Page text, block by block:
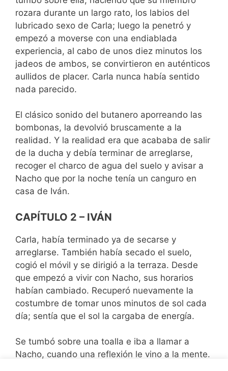
rozara durante un largo rato, los labios del
lubricado sexo de Carla; luego la penetró y
empezó a moverse con una endiablada
experiencia, al cabo de unos diez minutos los
jadeos de ambos, se convirtieron en auténticos
aullidos de placer. Carla nunca había sentido
nada parecido.
El clásico sonido del butanero aporreando las
bombonas, la devolvió bruscamente a la
realidad. Y la realidad era que acababa de salir
de la ducha y debía terminar de arreglarse,
recoger el charco de agua del suelo y avisar a
Nacho que por la noche tenía un canguro en
casa de Iván.
CAPÍTULO 2 – IVÁN
Carla, había terminado ya de secarse y
arreglarse. También había secado el suelo,
cogió el móvil y se dirigió a la terraza. Desde
que empezó a vivir con Nacho, sus horarios
habían cambiado. Recuperó nuevamente la
costumbre de tomar unos minutos de sol cada
día; sentía que el sol la cargaba de energía.
Se tumbó sobre una toalla e iba a llamar a
Nacho, cuando una reflexión le vino a la mente.